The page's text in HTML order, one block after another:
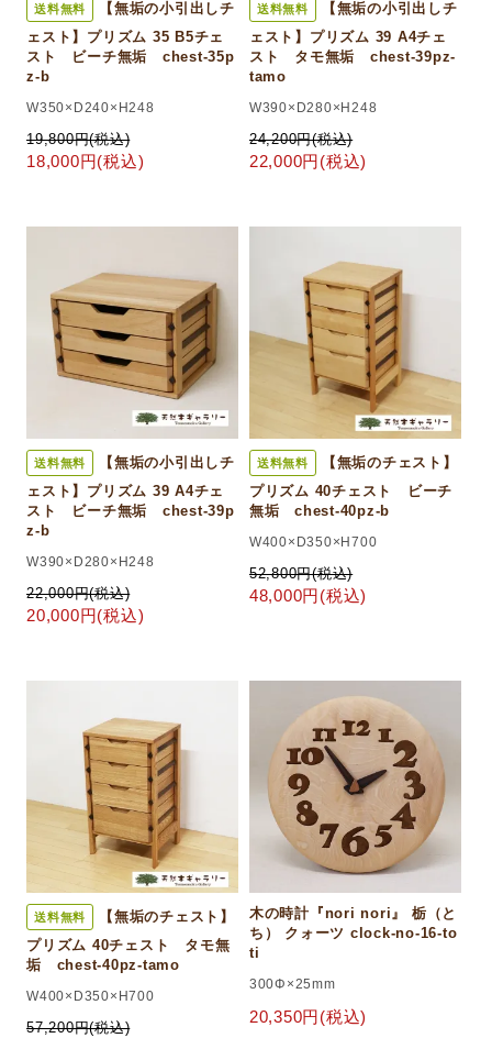
送料無料
【無垢の小引出しチ
ェスト】プリズム 35 B5チェ
スト ビーチ無垢 chest-35p
z-b
W350×D240×H248
19,800円(税込)
18,000円(税込)
送料無料
【無垢の小引出しチ
ェスト】プリズム 39 A4チェ
スト タモ無垢 chest-39pz-
tamo
W390×D280×H248
24,200円(税込)
22,000円(税込)
送料無料
【無垢の小引出しチ
ェスト】プリズム 39 A4チェ
スト ビーチ無垢 chest-39p
z-b
W390×D280×H248
22,000円(税込)
20,000円(税込)
送料無料
【無垢のチェスト】
プリズム 40チェスト ビーチ
無垢 chest-40pz-b
W400×D350×H700
52,800円(税込)
48,000円(税込)
送料無料
【無垢のチェスト】
プリズム 40チェスト タモ無
垢 chest-40pz-tamo
W400×D350×H700
57,200円(税込)
木の時計『nori nori』 栃（と
ち） クォーツ clock-no-16-to
ti
300Φ×25mm
20,350円(税込)